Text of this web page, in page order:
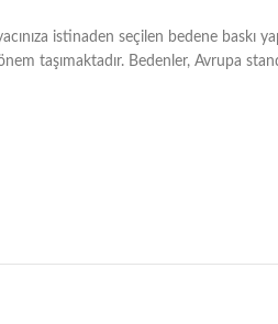
istinaden seçilen bedene
taşımaktadır. Bedenler, Avrupa